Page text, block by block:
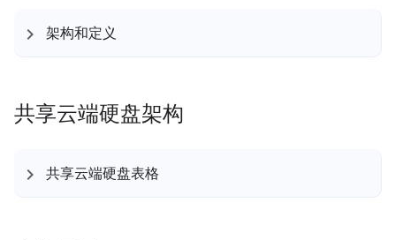
架构和定义
共享云端硬盘架构
共享云端硬盘表格